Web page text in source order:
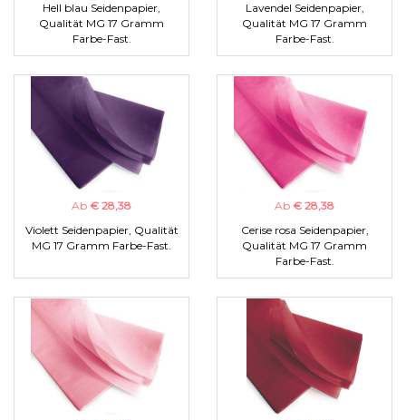
Hell blau Seidenpapier,
Qualität MG 17 Gramm
Farbe-Fast.
Lavendel Seidenpapier,
Qualität MG 17 Gramm
Farbe-Fast.
Ab € 28,38
Violett Seidenpapier, Qualität
MG 17 Gramm Farbe-Fast.
Ab € 28,38
Cerise rosa Seidenpapier,
Qualität MG 17 Gramm
Farbe-Fast.